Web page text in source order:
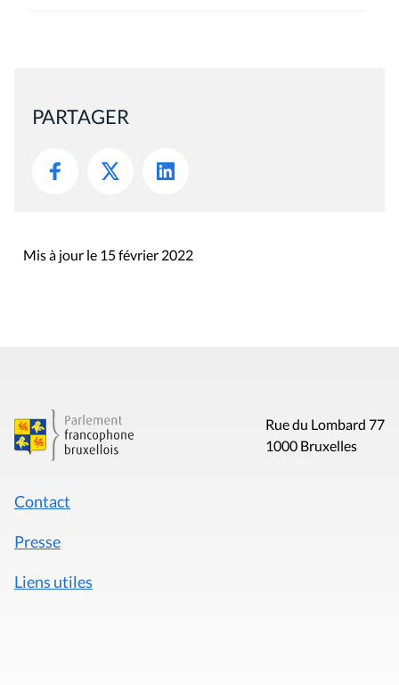
PARTAGER
Mis à jour le 15 février 2022
Rue du Lombard 77
1000 Bruxelles
Contact
Presse
Liens utiles